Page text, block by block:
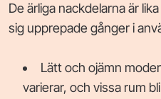
De ärliga nackdelarna är
sig upprepade gånger i
Lätt och ojämn
varierar, och vissa rum